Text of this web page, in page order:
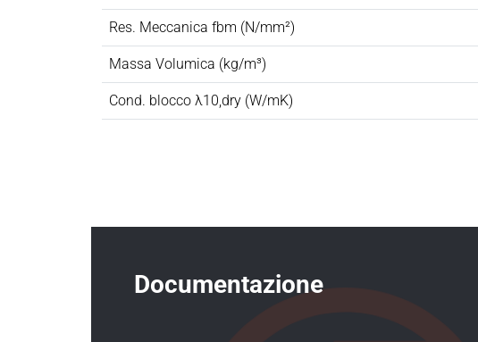
Res. Meccanica fbm (N/mm²)
Massa Volumica (kg/m³)
Cond. blocco λ10,dry (W/mK)
Documentazione